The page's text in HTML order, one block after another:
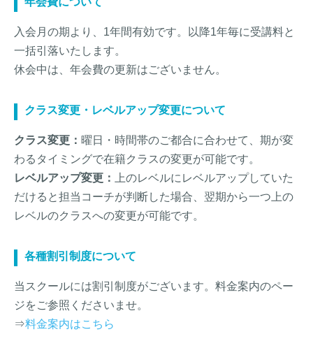
入会月の期より、1年間有効です。以降1年毎に受講料と
一括引落いたします。
休会中は、年会費の更新はございません。
クラス変更・レベルアップ変更について
クラス変更： 曜日・時間帯のご都合に合わせて、期が変
わるタイミングで在籍クラスの変更が可能です。
レベルアップ変更：
上のレベルにレベルアップしていた
だけると担当コーチが判断した場合、翌期から一つ上の
レベルのクラスへの変更が可能です。
各種割引制度について
当スクールには割引制度がございます。料金案内のペー
ジをご参照くださいませ。
⇒料金案内はこちら